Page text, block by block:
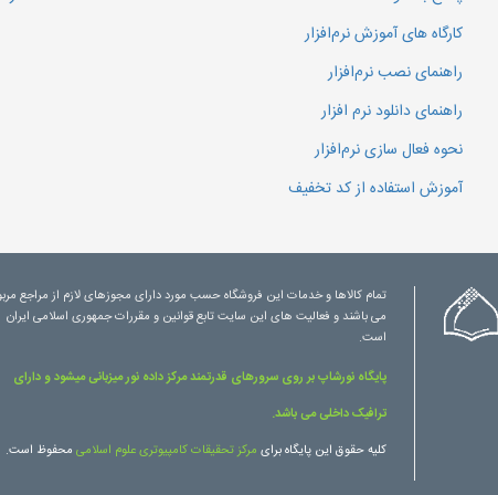
کارگاه های آموزش نرم‌افزار
راهنمای نصب نرم‌افزار
راهنمای دانلود نرم افزار
نحوه فعال سازی نرم‌افزار
آموزش استفاده از کد تخفیف
تمام کالاها و خدمات این فروشگاه حسب مورد دارای مجوزهای لازم از مراجع
می باشند و فعالیت های این سایت تابع قوانین و مقررات جمهوری اسلامی ایران
است.
پایگاه نورشاپ بر روی سرورهای قدرتمند مرکز داده نور میزبانی میشود و دارای
ترافیک داخلی می باشد.
کلیه حقوق این پایگاه برای مرکز تحقیقات کامپیوتری علوم اسلامی محفوظ است.